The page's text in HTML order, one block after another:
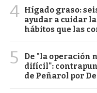
4 Hígado graso:
ayudar a cuidar
hábitos que las
5
De "la operación
difícil":
de Peñarol por De